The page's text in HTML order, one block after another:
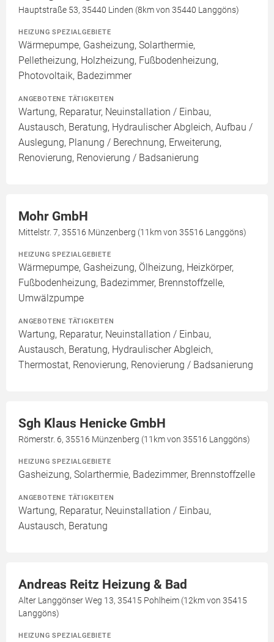
Hauptstraße 53, 35440 Linden (8km von 35440 Langgöns)
HEIZUNG SPEZIALGEBIETE
Wärmepumpe, Gasheizung, Solarthermie,
Pelletheizung, Holzheizung, Fußbodenheizung,
Photovoltaik, Badezimmer
ANGEBOTENE TÄTIGKEITEN
Wartung, Reparatur, Neuinstallation / Einbau,
Austausch, Beratung, Hydraulischer Abgleich, Aufbau /
Auslegung, Planung / Berechnung, Erweiterung,
Renovierung, Renovierung / Badsanierung
Mohr GmbH
Mittelstr. 7, 35516 Münzenberg (11km von 35516 Langgöns)
HEIZUNG SPEZIALGEBIETE
Wärmepumpe, Gasheizung, Ölheizung, Heizkörper,
Fußbodenheizung, Badezimmer, Brennstoffzelle,
Umwälzpumpe
ANGEBOTENE TÄTIGKEITEN
Wartung, Reparatur, Neuinstallation / Einbau,
Austausch, Beratung, Hydraulischer Abgleich,
Thermostat, Renovierung, Renovierung / Badsanierung
Sgh Klaus Henicke GmbH
Römerstr. 6, 35516 Münzenberg (11km von 35516 Langgöns)
HEIZUNG SPEZIALGEBIETE
Gasheizung, Solarthermie, Badezimmer, Brennstoffzelle
ANGEBOTENE TÄTIGKEITEN
Wartung, Reparatur, Neuinstallation / Einbau,
Austausch, Beratung
Andreas Reitz Heizung & Bad
Alter Langgönser Weg 13, 35415 Pohlheim (12km von 35415
Langgöns)
HEIZUNG SPEZIALGEBIETE